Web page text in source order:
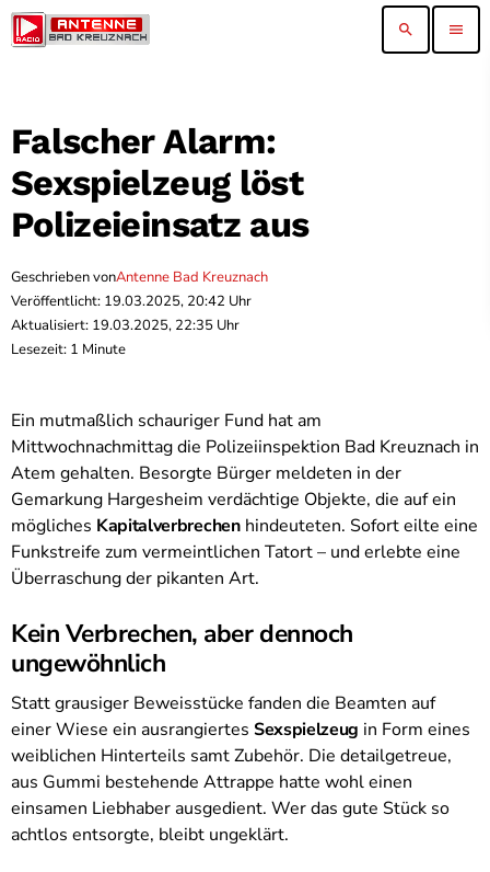
search menu
Falscher Alarm:
Sexspielzeug löst
Polizeieinsatz aus
Geschrieben vonAntenne Bad Kreuznach
Veröffentlicht: 19.03.2025, 20:42 Uhr
Aktualisiert: 19.03.2025, 22:35 Uhr
Lesezeit: 1 Minute
Ein mutmaßlich schauriger Fund hat am
Mittwochnachmittag die Polizeiinspektion Bad Kreuznach in
Atem gehalten. Besorgte Bürger meldeten in der
Gemarkung Hargesheim verdächtige Objekte, die auf ein
mögliches Kapitalverbrechenhindeuteten. Sofort eilte eine
Funkstreife zum vermeintlichen Tatort – und erlebte eine
Überraschung der pikanten Art.
Kein Verbrechen, aber dennoch
ungewöhnlich
Statt grausiger Beweisstücke fanden die Beamten auf
einer Wiese ein ausrangiertes Sexspielzeug in Form eines
weiblichen Hinterteils samt Zubehör. Die detailgetreue,
aus Gummi bestehende Attrappe hatte wohl einen
einsamen Liebhaber ausgedient. Wer das gute Stück so
achtlos entsorgte, bleibt ungeklärt.